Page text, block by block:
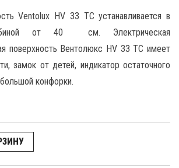
Ventolux HV 33 TC устанавливается в
от 40 см. Электрическая
поверхность Вентолюкс HV 33 TC имеет
замок от детей, индикатор остаточного
конфорки.